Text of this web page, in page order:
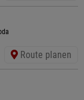
Route planen